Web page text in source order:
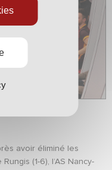
avoir éliminé les
(1-6), l’AS Nancy-